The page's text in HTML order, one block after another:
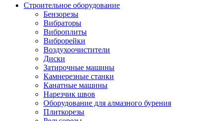
Строительное оборудование
Бензорезы
Вибраторы
Виброплиты
Виброрейки
Воздухоочистители
Диски
Затирочные машины
Камнерезные станки
Канатные машины
Нарезчик швов
Оборудование для алмазного бурения
Плиткорезы